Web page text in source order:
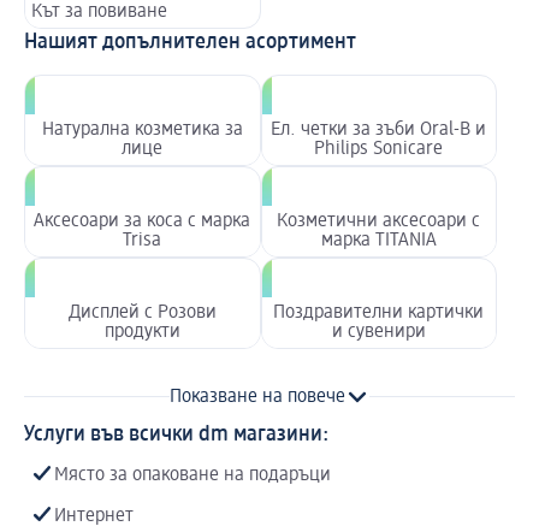
Кът за повиване
Нашият допълнителен асортимент
Натурална козметика за
лице
Ел. четки за зъби Oral-B и
Philips Sonicare
Аксесоари за коса с марка
Trisa
Козметични аксесоари с
марка TITANIA
Дисплей с Розови
продукти
Поздравителни картички
и сувенири
Показване на повече
Услуги във всички dm магазини:
Място за опаковане на подаръци
Интернет